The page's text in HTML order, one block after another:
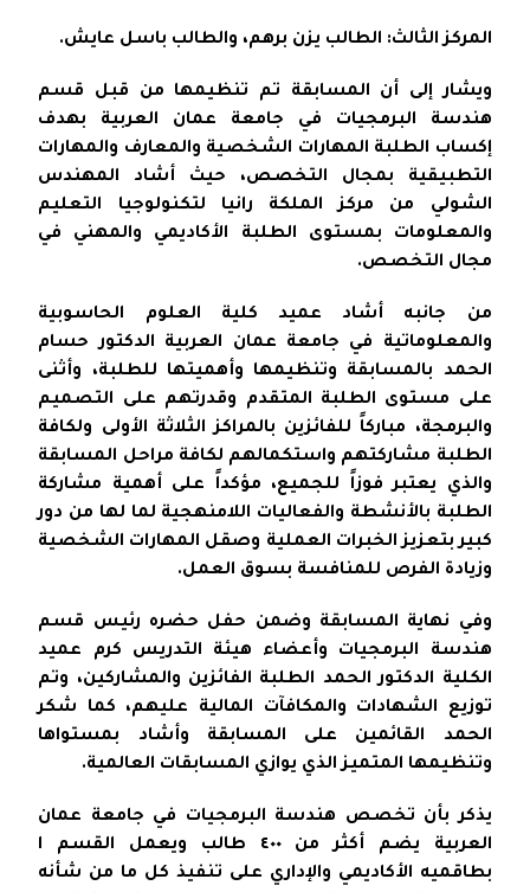
المركز الثالث: الطالب يزن برهم، والطالب باسل عايش.
ويشار إلى أن المسابقة تم تنظيمها من قبل قسم
هندسة البرمجيات في جامعة عمان العربية بهدف
إكساب الطلبة المهارات الشخصية والمعارف والمهارات
التطبيقية بمجال التخصص، حيث أشاد المهندس
الشولي من مركز الملكة رانيا لتكنولوجيا التعليم
والمعلومات بمستوى الطلبة الأكاديمي والمهني في
مجال التخصص.
من جانبه أشاد عميد كلية العلوم الحاسوبية
والمعلوماتية في جامعة عمان العربية الدكتور حسام
الحمد بالمسابقة وتنظيمها وأهميتها للطلبة، وأثنى
على مستوى الطلبة المتقدم وقدرتهم على التصميم
والبرمجة، مباركاً للفائزين بالمراكز الثلاثة الأولى ولكافة
الطلبة مشاركتهم واستكمالهم لكافة مراحل المسابقة
والذي يعتبر فوزاً للجميع، مؤكداً على أهمية مشاركة
الطلبة بالأنشطة والفعاليات اللامنهجية لما لها من دور
كبير بتعزيز الخبرات العملية وصقل المهارات الشخصية
وزيادة الفرص للمنافسة بسوق العمل.
وفي نهاية المسابقة وضمن حفل حضره رئيس قسم
هندسة البرمجيات وأعضاء هيئة التدريس كرم عميد
الكلية الدكتور الحمد الطلبة الفائزين والمشاركين، وتم
توزيع الشهادات والمكافآت المالية عليهم، كما شكر
الحمد القائمين على المسابقة وأشاد بمستواها
وتنظيمها المتميز الذي يوازي المسابقات العالمية.
يذكر بأن تخصص هندسة البرمجيات في جامعة عمان
العربية يضم أكثر من ٤٠٠ طالب ويعمل القسم ا
بطاقميه الأكاديمي والإداري على تنفيذ كل ما من شأنه